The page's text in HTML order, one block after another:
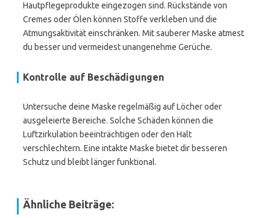
Hautpflegeprodukte eingezogen sind. Rückstände von
Cremes oder Ölen können Stoffe verkleben und die
Atmungsaktivität einschränken. Mit sauberer Maske atmest
du besser und vermeidest unangenehme Gerüche.
Kontrolle auf Beschädigungen
Untersuche deine Maske regelmäßig auf Löcher oder
ausgeleierte Bereiche. Solche Schäden können die
Luftzirkulation beeinträchtigen oder den Halt
verschlechtern. Eine intakte Maske bietet dir besseren
Schutz und bleibt länger funktional.
Ähnliche Beiträge: